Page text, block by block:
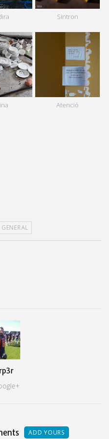
Sintron
Atenció
GENERAL
ADD YOURS